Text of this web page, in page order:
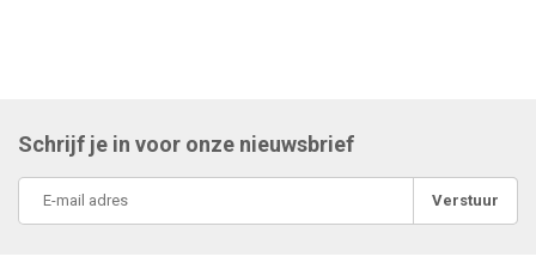
Schrijf je in voor onze nieuwsbrief
Verstuur